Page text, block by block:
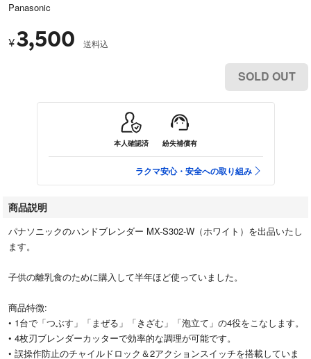
Panasonic
¥3,500 送料込
SOLD OUT
本人確認済 紛失補償有
ラクマ安心・安全への取り組み
商品説明
パナソニックのハンドブレンダー MX-S302-W（ホワイト）を出品いたし
ます。
子供の離乳食のために購入して半年ほど使っていました。
商品特徴:
• 1台で「つぶす」「まぜる」「きざむ」「泡立て」の4役をこなします。
• 4枚刃ブレンダーカッターで効率的な調理が可能です。
• 誤操作防止のチャイルドロック＆2アクションスイッチを搭載していま